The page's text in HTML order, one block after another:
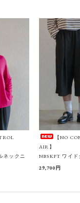
ネックニ
【NO
AIR】
NBSKPT ワイ
29,700円